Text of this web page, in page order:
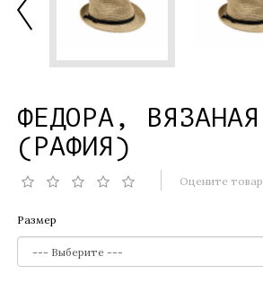
ФЕДОРА, ВЯЗАНАЯ
(РАФИЯ)
Оцените товар
Размер